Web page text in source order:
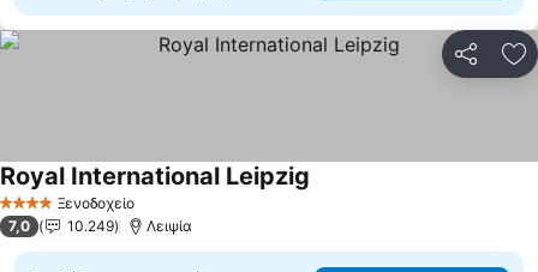
4 ΑστέριαΞενοδοχείο
Royal International Leipzig
7,0 10.249 Λειψία